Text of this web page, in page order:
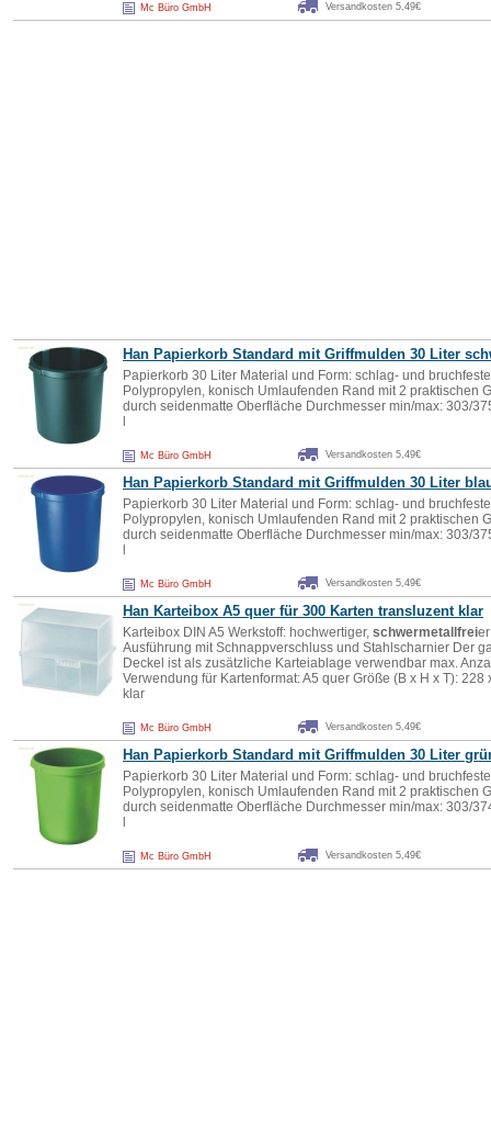
Mc Büro GmbH Versandkosten 5,49€
Han Papierkorb Standard mit Griffmulden 30 Liter
Papierkorb 30 Liter Material und Form: schlag- und
Polypropylen, konisch Umlaufenden Rand mit 2 praktischen
durch seidenmatte Oberfläche Durchmesser min/max: 303/
Mc Büro GmbH Versandkosten 5,49€
Han Papierkorb Standard mit Griffmulden 30 Liter
Papierkorb 30 Liter Material und Form: schlag- und
Polypropylen, konisch Umlaufenden Rand mit 2 praktischen
durch seidenmatte Oberfläche Durchmesser min/max: 303/
Mc Büro GmbH Versandkosten 5,49€
Han Karteibox A5 quer für 300 Karten transluzent klar
Karteibox DIN A5 Werkstoff: hochwertiger, schwermetallfrei
Ausführung mit Schnappverschluss und Stahlscharnier Der
Deckel ist als zusätzliche Karteiablage verwendbar max.
Verwendung für Kartenformat: A5 quer Größe (B x H x T):
klar
Mc Büro GmbH Versandkosten 5,49€
Han Papierkorb Standard mit Griffmulden 30 Liter
Papierkorb 30 Liter Material und Form: schlag- und
Polypropylen, konisch Umlaufenden Rand mit 2 praktischen
durch seidenmatte Oberfläche Durchmesser min/max: 303/
Mc Büro GmbH Versandkosten 5,49€